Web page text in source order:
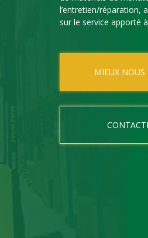
l’entretien/réparation,
sur le service apporté
MIEUX